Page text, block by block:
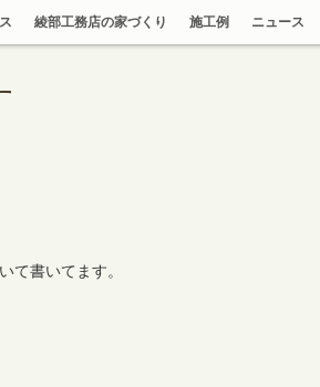
綾部工務店の家づくり 施工例 ニュース
て書いてます。